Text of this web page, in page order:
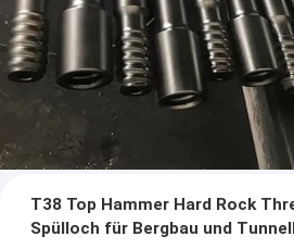
T38 Top Hammer Hard Rock
Spülloch für Bergbau und